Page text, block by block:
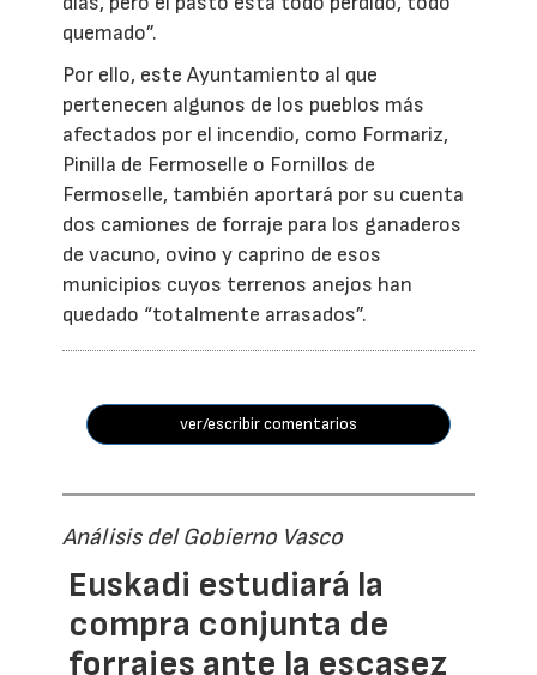
quemado”.
Por ello, este Ayuntamiento al que
pertenecen algunos de los pueblos más
afectados por el incendio, como Formariz,
Pinilla de Fermoselle o Fornillos de
Fermoselle, también aportará por su cuenta
dos camiones de forraje para los ganaderos
de vacuno, ovino y caprino de esos
municipios cuyos terrenos anejos han
quedado “totalmente arrasados”.
ver/escribir comentarios
Análisis del Gobierno Vasco
Euskadi estudiará la
compra conjunta de
forrajes ante la escasez